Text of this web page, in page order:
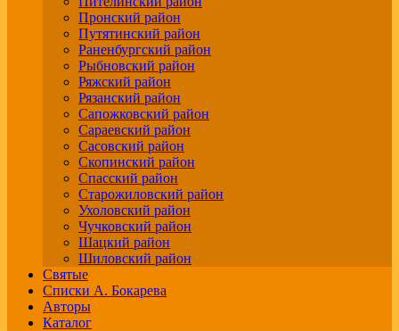
Пронский район
Путятинский район
Раненбургский район
Рыбновский район
Ряжский район
Рязанский район
Сапожковский район
Сараевский район
Сасовский район
Скопинский район
Спасский район
Старожиловский район
Ухоловский район
Чучковский район
Шацкий район
Шиловский район
Святые
Списки А. Бокарева
Авторы
Каталог